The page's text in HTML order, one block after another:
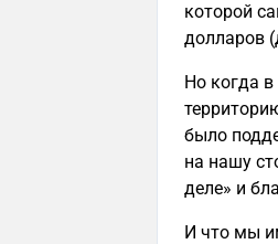
которой
долларов
Но когда
было
на нашу
деле» и
И что мы